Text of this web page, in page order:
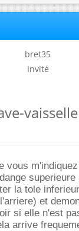
bret35
Invité
vous
superieure
la tole
et
si elle n'est
arrive